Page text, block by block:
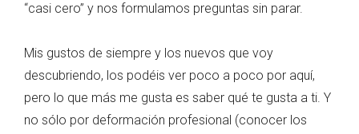
“casi cero” y nos formulamos preguntas sin parar.
Mis gustos de siempre y los nuevos que voy
descubriendo, los podéis ver poco a poco por aquí,
pero lo que más me gusta es saber qué te gusta a ti. Y
no sólo por deformación profesional (conocer los